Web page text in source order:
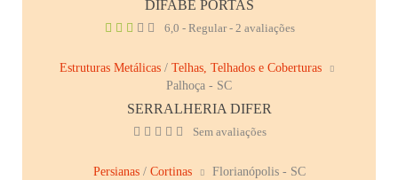
DIFABE PORTAS
6,0 - Regular - 2 avaliações
Estruturas Metálicas / Telhas, Telhados e Coberturas
Palhoça - SC
SERRALHERIA DIFER
Sem avaliações
Persianas/ Cortinas Florianópolis - SC